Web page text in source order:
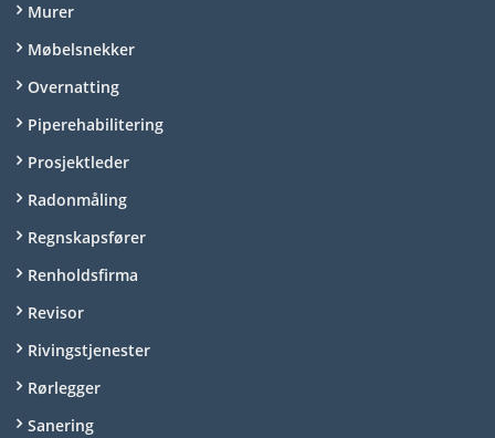
Murer
Møbelsnekker
Overnatting
Piperehabilitering
Prosjektleder
Radonmåling
Regnskapsfører
Renholdsfirma
Revisor
Rivingstjenester
Rørlegger
Sanering